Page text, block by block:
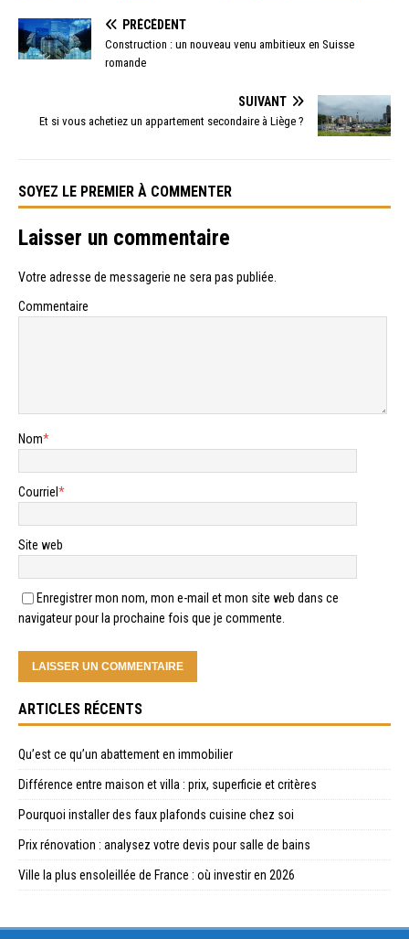
PRÉCÉDENT
Construction : un nouveau venu ambitieux en Suisse
romande
SUIVANT
Et si vous achetiez un appartement secondaire à Liège ?
SOYEZ LE PREMIER À COMMENTER
Laisser un commentaire
Votre adresse de messagerie ne sera pas publiée.
Commentaire
Nom*
Courriel *
Site web
Enregistrer mon nom, mon e-mail et mon site web dans ce
navigateur pour la prochaine fois que je commente.
ARTICLES RÉCENTS
Qu’est ce qu’un abattement en immobilier
Différence entre maison et villa : prix, superficie et critères
Pourquoi installer des faux plafonds cuisine chez soi
Prix rénovation : analysez votre devis pour salle de bains
Ville la plus ensoleillée de France : où investir en 2026